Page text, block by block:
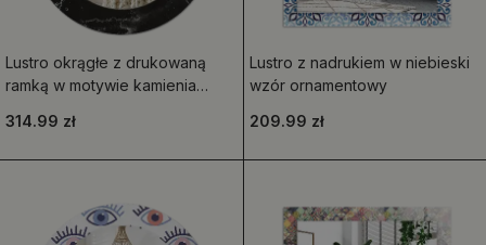
Lustro okrągłe z drukowaną
ramką w motywie kamienia
314.99 zł
Lustro z nadrukiem w niebieski
wzór ornamentowy
209.99 zł